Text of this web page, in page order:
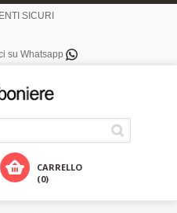
SICURI
su Whatsapp
CARRELLO
(0)